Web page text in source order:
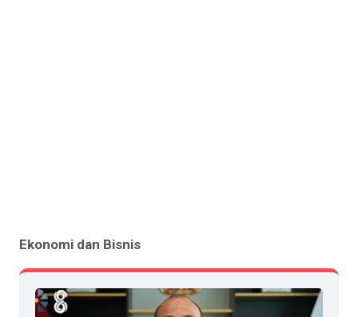
Ekonomi dan Bisnis